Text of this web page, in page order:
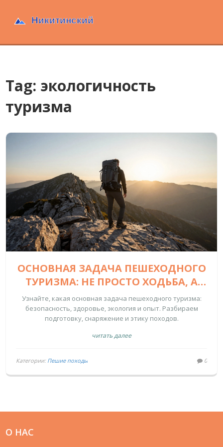
Tag: экологичность
туризма
ОСНОВНАЯ ЗАДАЧА ПЕШЕХОДНОГО
ТУРИЗМА: НЕ ПРОСТО ХОДЬБА, А
ОПЫТ И БЕЗОПАСНОСТЬ
Узнайте, какая основная задача пешеходного туризма:
безопасность, здоровье, экология и опыт. Разбираем
подготовку, снаряжение и этику походов.
читать далее
Категории: Пешие походы 0
О НАС